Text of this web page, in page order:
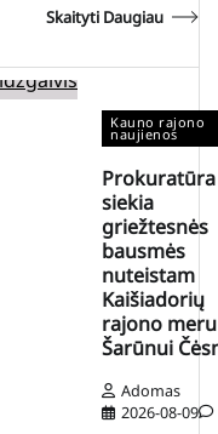
Skaityti Daugiau
Kauno rajono
naujienos
Prokuratūra
siekia
griežtesnės
bausmės
nuteistam
Kaišiadorių
rajono
Šarūnui
Adomas
2026-08-09